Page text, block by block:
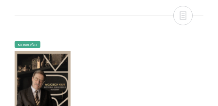
NOWOŚCI